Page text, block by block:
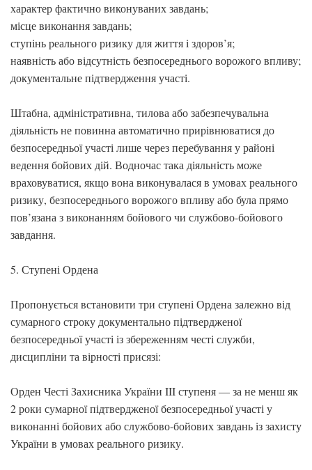
характер фактично виконуваних завдань;
місце виконання завдань;
ступінь реального ризику для життя і здоров’я;
наявність або відсутність безпосереднього ворожого впливу;
документальне підтвердження участі.
Штабна, адміністративна, тилова або забезпечувальна
діяльність не повинна автоматично прирівнюватися до
безпосередньої участі лише через перебування у районі
ведення бойових дій. Водночас така діяльність може
враховуватися, якщо вона виконувалася в умовах реального
ризику, безпосереднього ворожого впливу або була прямо
пов’язана з виконанням бойового чи службово-бойового
завдання.
5. Ступені Ордена
Пропонується встановити три ступені Ордена залежно від
сумарного строку документально підтвердженої
безпосередньої участі із збереженням честі служби,
дисципліни та вірності присязі:
Орден Честі Захисника України III ступеня — за не менш як
2 роки сумарної підтвердженої безпосередньої участі у
виконанні бойових або службово-бойових завдань із захисту
України в умовах реального ризику.